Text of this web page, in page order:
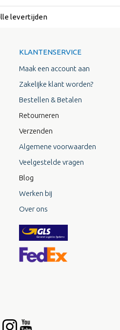
levertijden
KLANTENSERVICE
Maak een account aan
Zakelijke klant worden?
Bestellen & Betalen
Retourneren
Verzenden
Algemene voorwaarden
Veelgestelde vragen
Blog
Werken bij
Over ons